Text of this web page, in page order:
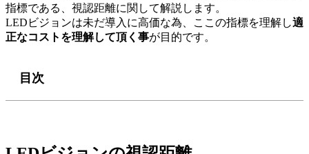
指標である、視認距離に関して解説します。
LEDビジョンは未だ導入に高価な為、ここの指標を理解し適
正なコストを理解して頂く事が目的です。
目次